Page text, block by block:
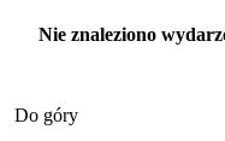
Nie znaleziono
Do góry